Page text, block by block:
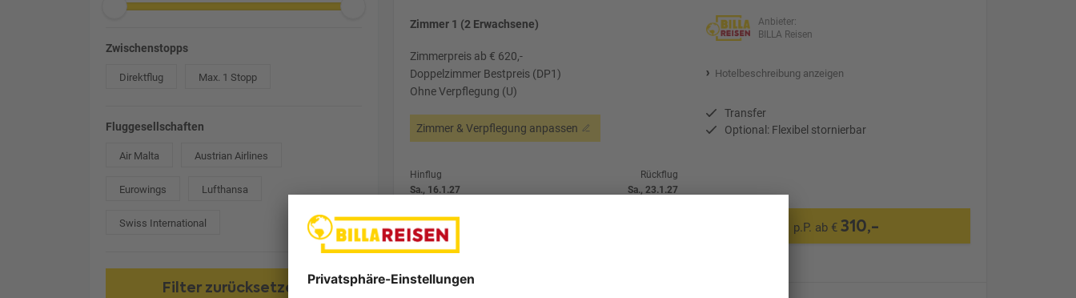
Zwischenstopps
Direktflug Max. 1 Stopp
Fluggesellschaften
Air Malta Austrian Airlines
Eurowings Lufthansa
Swiss International
Filter zurücksetzen
Zimmer 1 (2 Erwachsene)
Zimmerpreis ab € 620,-
Doppelzimmer Bestpreis (DP1)
Ohne Verpflegung (U)
Zimmer & Verpflegung anpassen
Anbieter:
BILLA Reisen
Hotelbeschreibung anzeigen
Transfer
Optional: Flexibel stornierbar
Hinflug
Sa., 16.1.27
Direktflug
Air Malta
Rückflug
Sa., 23.1.27
p.P. ab € 310,-